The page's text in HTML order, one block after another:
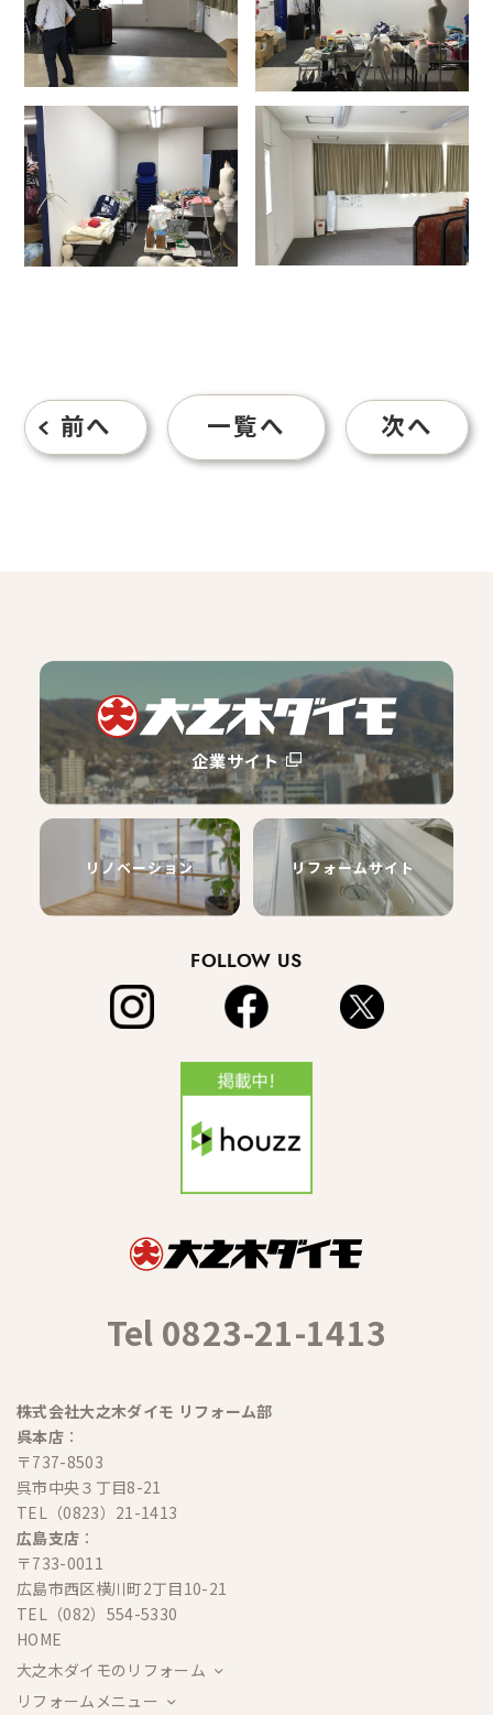
前へ 一覧へ 次へ
企業サイト
リノベーション リフォームサイト
FOLLOW US
Tel 0823-21-1413
株式会社大之木ダイモ リフォーム部
呉本店 ：
〒737-8503
呉市中央３丁目8-21
TEL（0823）21-1413
広島支店 ：
〒733-0011
広島市西区横川町2丁目10-21
TEL（082）554-5330
HOME
大之木ダイモのリフォーム
リフォームメニュー